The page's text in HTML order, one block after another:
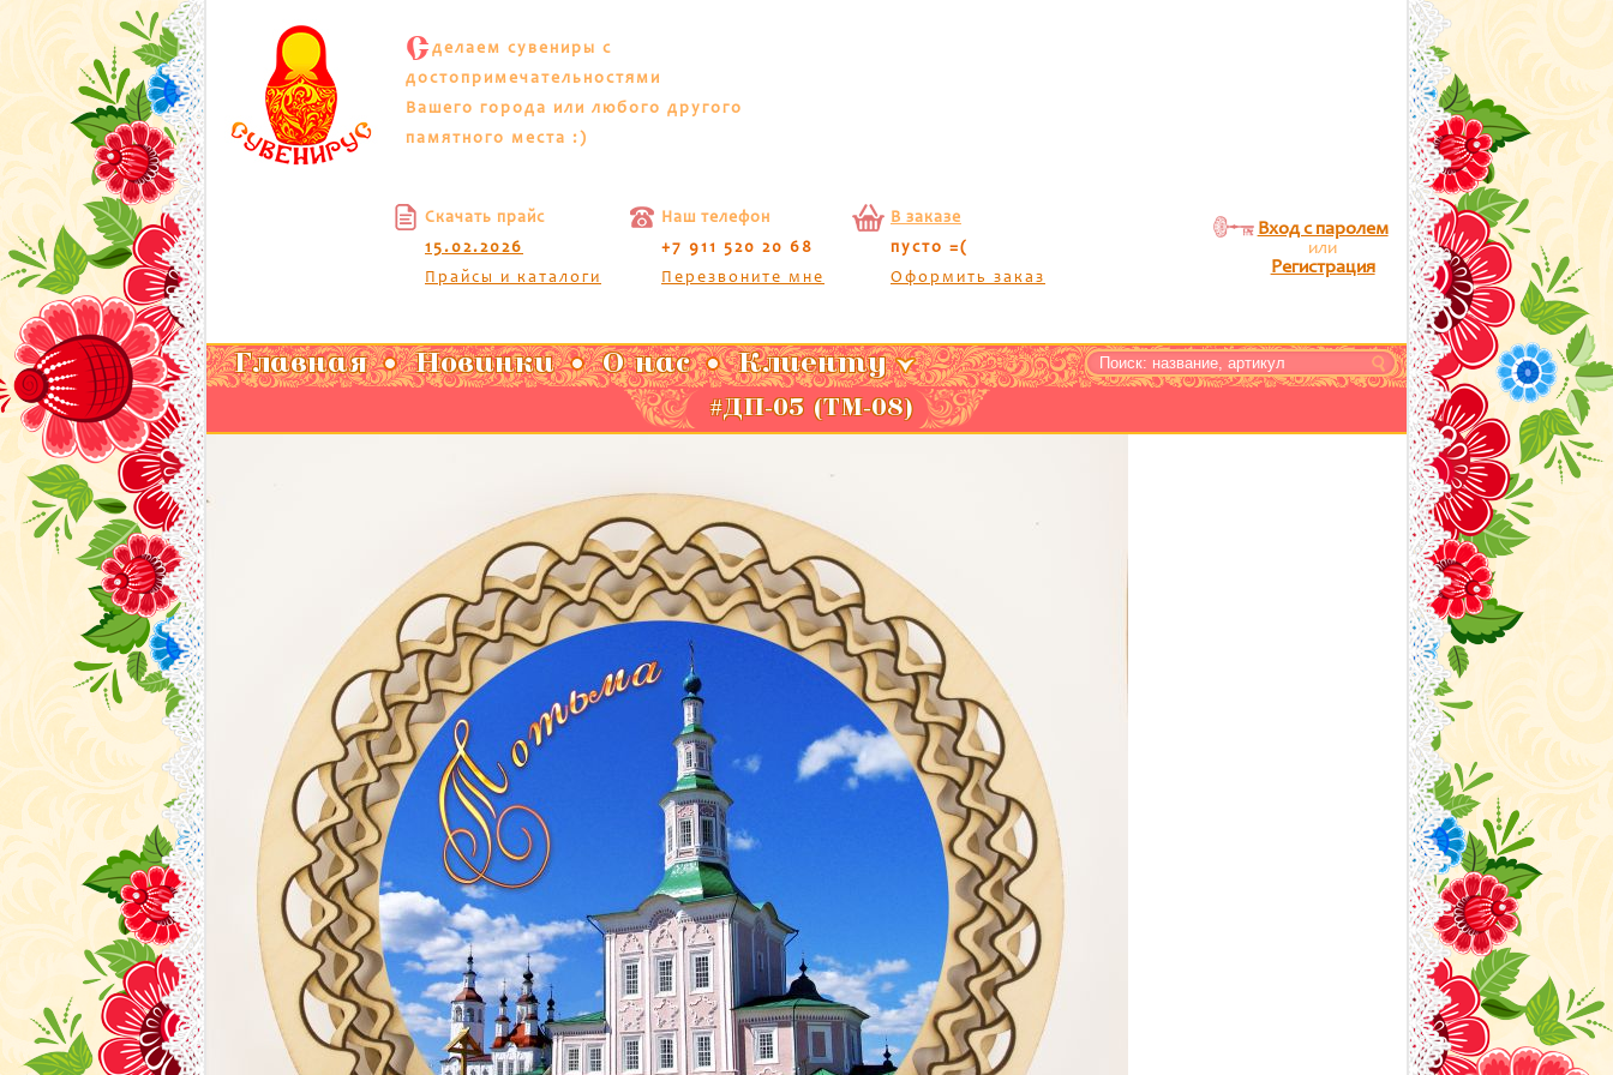
С делаем сувениры с
достопримечательностями
Вашего города или любого другого
памятного места :)
Скачать прайс
15.02.2026
Прайсы и каталоги
Наш телефон
+7 911 520 20 68
Перезвоните мне
В заказе
пусто =(
Оформить заказ
Вход с паролем
или
Регистрация
Главная Новинки О нас Клиенту
#ДП-05 (ТМ-08)